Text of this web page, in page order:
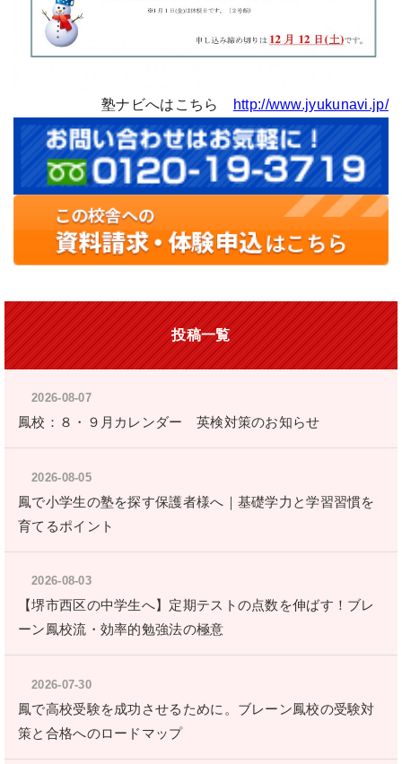
塾ナビへはこちら http://www.jyukunavi.jp/
投稿一覧
2026-08-07
鳳校：８・９月カレンダー 英検対策のお知らせ
2026-08-05
鳳で小学生の塾を探す保護者様へ｜基礎学力と学習習慣を
育てるポイント
2026-08-03
【堺市西区の中学生へ】定期テストの点数を伸ばす！ブレ
ーン鳳校流・効率的勉強法の極意
2026-07-30
鳳で高校受験を成功させるために。ブレーン鳳校の受験対
策と合格へのロードマップ